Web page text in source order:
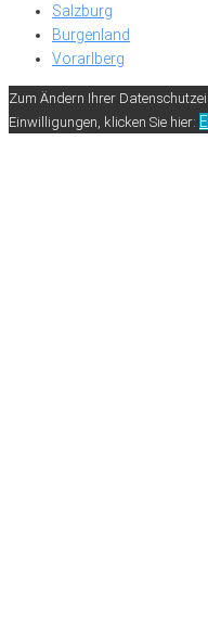
Salzburg
Burgenland
Vorarlberg
Zum Ändern Ihrer
Einwilligungen, klicken Sie hier: